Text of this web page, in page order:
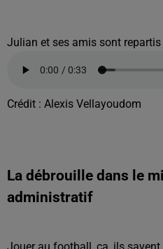
Julian et ses amis sont repartis
Crédit : Alexis Vellayoudom
La débrouille dans le
administratif